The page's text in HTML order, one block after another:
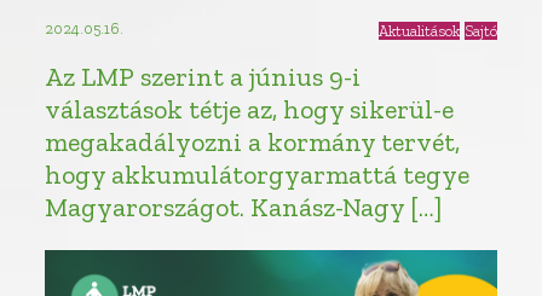
2024.05.16. Aktualitások Sajtó
Az LMP szerint a június 9-i
választások tétje az, hogy sikerül-e
megakadályozni a kormány tervét,
hogy akkumulátorgyarmattá tegye
Magyarországot. Kanász-Nagy […]